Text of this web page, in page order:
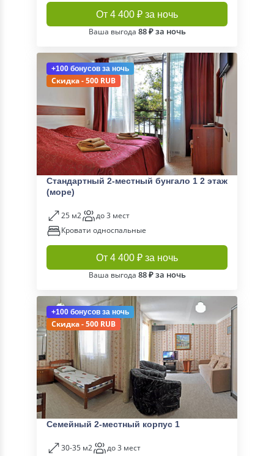
От 4 400 ₽ за ночь
Ваша выгода 88 ₽ за ночь
+100 бонусов за ночь
Скидка - 500 RUB
Стандартный 2-местный бунгало 1 2 этаж
(море)
25 м2
до 3 мест
Кровати односпальные
От 4 400 ₽ за ночь
Ваша выгода 88 ₽ за ночь
+100 бонусов за ночь
Скидка - 500 RUB
Семейный 2-местный корпус 1
30-35 м2
до 3 мест